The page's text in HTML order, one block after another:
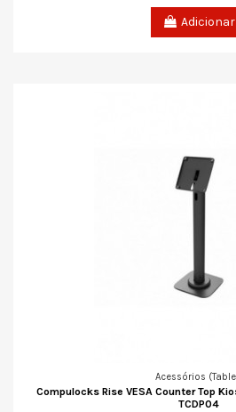
Adicionar
Acessórios
Compulocks Rise VESA Counter Top
TCDP04